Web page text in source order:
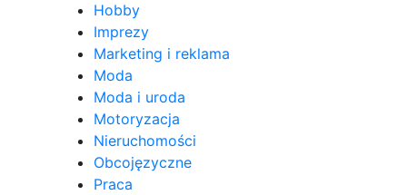
Hobby
Imprezy
Marketing i reklama
Moda
Moda i uroda
Motoryzacja
Nieruchomości
Obcojęzyczne
Praca